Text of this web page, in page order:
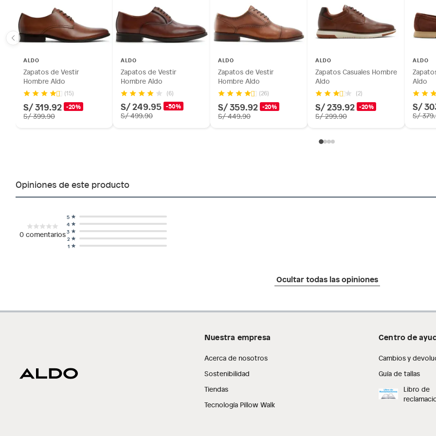
ALDO
Zapatos de Vestir
Hombre Aldo
(15)
S/ 319.92 -20%
S/ 399.90
ALDO
Zapatos de Vestir
Hombre Aldo
(6)
S/ 249.95 -50%
S/ 499.90
ALDO
Zapatos de Vestir
Hombre Aldo
(26)
S/ 359.92 -20%
S/ 449.90
ALDO
Zapatos Casuales Hombre
Aldo
(2)
S/ 239.92 -20%
S/ 299.90
ALDO
Aldo
S/
S/
Opiniones de este producto
0 comentarios
1
2
3
4
5
Ocultar todas las opiniones
Nuestra empresa
Acerca de nosotros
Sostenibilidad
Tiendas
Tecnología Pillow Walk
Centro de
Cambios y
Guía de tallas
Libro de